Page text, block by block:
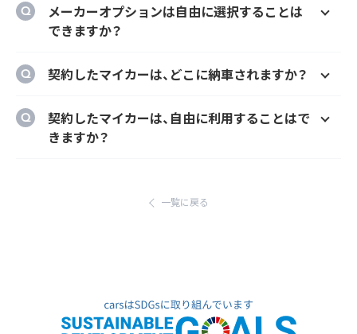
とができます。
メーカーオプションは自由に選択することは
できますか？
様にカーナビ、ドラレコ、ETC、フロアマット等
ます。
契約したマイカーは、どこに納車されますか？
とができます。
ただし、輸入車リース（新車）の場合、納車場所
契約したマイカーは、自由に利用することはで
きますか？
一覧に戻る